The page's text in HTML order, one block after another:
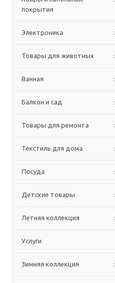
покрытия
Электроника
Товары для животных
Ванная
Балкон и сад
Товары для ремонта
Текстиль для дома
Посуда
Детские товары
Летняя коллекция
Услуги
Зимняя коллекция